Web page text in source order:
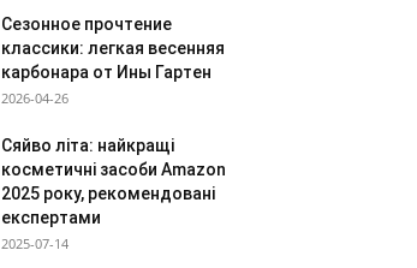
Сезонное прочтение
классики: легкая весенняя
карбонара от Ины Гартен
2026-04-26
Сяйво літа: найкращі
косметичні засоби Amazon
2025 року, рекомендовані
експертами
2025-07-14